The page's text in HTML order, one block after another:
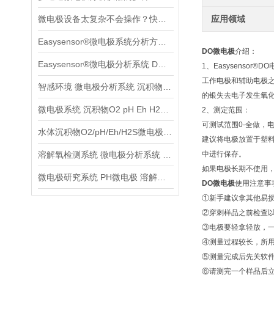
应用领域
DO微电极介绍：
1、Easysensor®DO
工作电极和辅助电极
的银失去电子发生氧
2、测定范围：
可测试范围0-全做，
建议将电极放置于塑
中进行保存。
如果电极长期不使用
DO微电极使用注意事
①新手建议拿其他易
②穿刺样品之前检查
③电极要轻拿轻放，
④测量过程较长，所
⑤测量完成后先关软
⑥请测完一个样品后